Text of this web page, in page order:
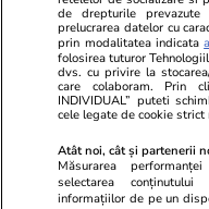
pregătește
garniturilor doi și
instituțiile statului și
deconcentratele
oamenii PSD
Politică
de drepturile
prelucrarea datelor cu
prin modalitatea indicata
folosirea tuturor
dvs. cu privire la
care colaboram. Prin
INDIVIDUAL” puteti
cele legate de cookie
Atât noi, cât și partenerii
Măsurarea
selectarea conținutului
informațiilor de pe un